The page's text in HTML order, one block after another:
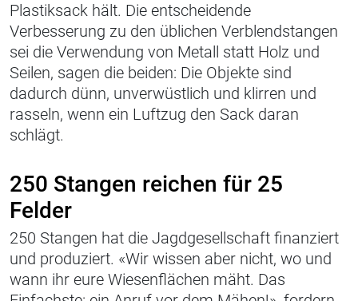
Plastiksack hält. Die entscheidende
Verbesserung zu den üblichen Verblendstangen
sei die Verwendung von Metall statt Holz und
Seilen, sagen die beiden: Die Objekte sind
dadurch dünn, unverwüstlich und klirren und
rasseln, wenn ein Luftzug den Sack daran
schlägt.
250 Stangen reichen für 25
Felder
250 Stangen hat die Jagdgesellschaft finanziert
und produziert. «Wir wissen aber nicht, wo und
wann ihr eure Wiesenflächen mäht. Das